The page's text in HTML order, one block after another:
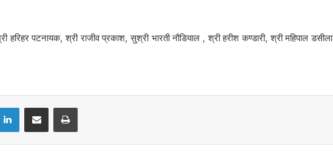
पटनायक, श्री राजीव प्रकाश, सुश्री भारती नौडियाल , श्री हरीश कण्डारी, श्री महिपाल डसीला